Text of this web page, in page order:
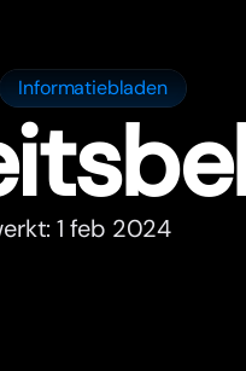
Informatiebladen
1 feb 2024